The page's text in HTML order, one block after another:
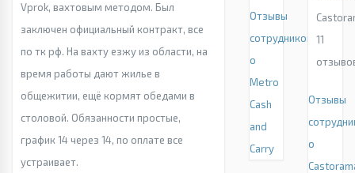
Vprok, вахтовым методом. Был
заключен официальный контракт, все
по тк рф. На вахту езжу из области, на
время работы дают жилье в
общежитии, ещё кормят обедами в
столовой. Обязанности простые,
график 14 через 14, по оплате все
устраивает.
Отзывы
сотрудников
о
Metro
Cash
and
Carry
11
Отзывы
о